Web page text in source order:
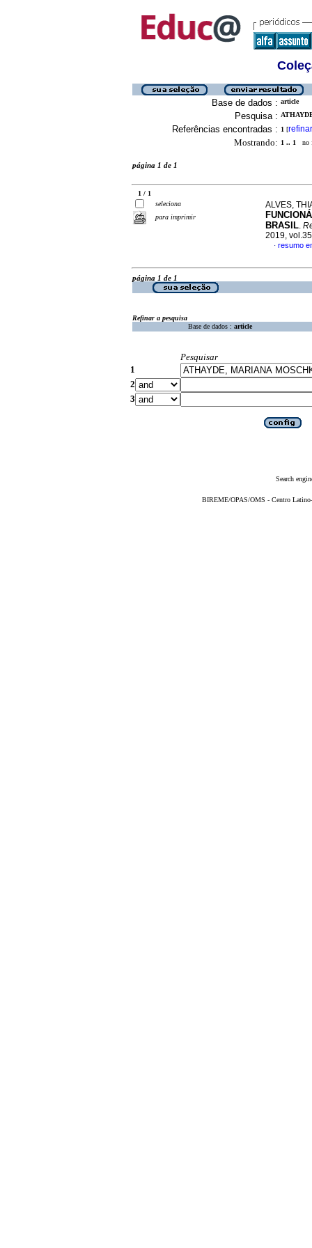
Base de dados : article
Pesquisa :
Referências encontradas : 1 [refinar
Mostrando: 1 .. 1 no
página 1 de 1
1 / 1
seleciona
para imprimir
ALVES,
BRASIL.
2019,
· resumo
página 1 de 1
Refinar a pesquisa
Base de dados : article
Pesquisar
1
2
3
Search
BIREME/OPAS/OMS - Centro Latino-